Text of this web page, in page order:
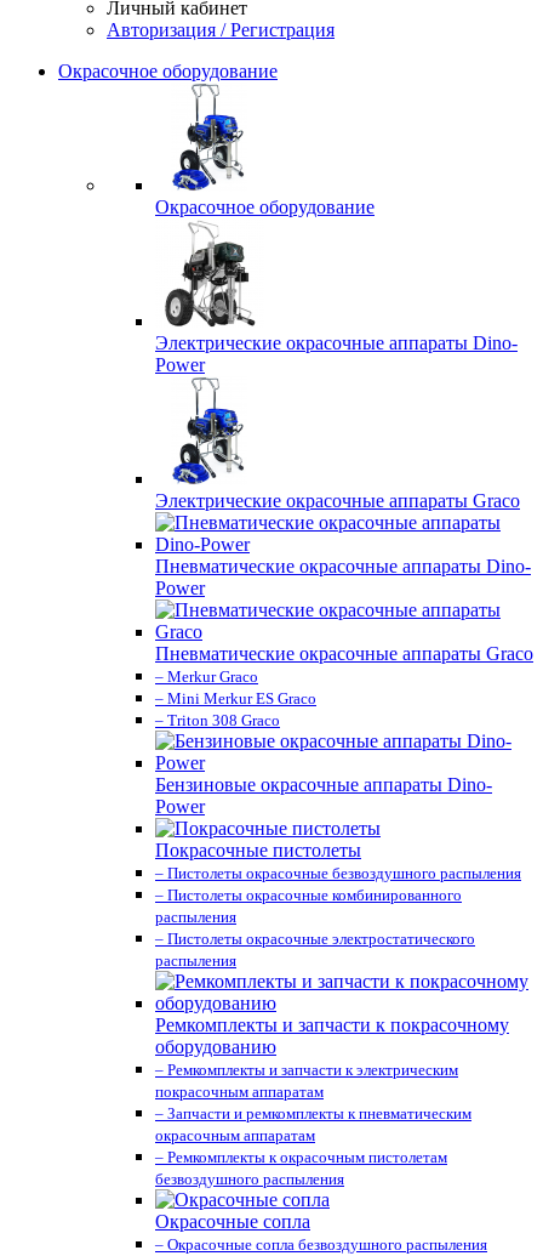
Личный кабинет
Авторизация / Регистрация
Окрасочное оборудование
Окрасочное оборудование
Электрические окрасочные аппараты Dino-
Power
Электрические окрасочные аппараты Graco
Пневматические окрасочные аппараты Dino-
Power
Пневматические окрасочные аппараты Graco
– Merkur Graco
– Mini Merkur ES Graco
– Triton 308 Graco
Бензиновые окрасочные аппараты Dino-
Power
Покрасочные пистолеты
– Пистолеты окрасочные безвоздушного распыления
– Пистолеты окрасочные комбинированного
распыления
– Пистолеты окрасочные электростатического
распыления
Ремкомплекты и запчасти к покрасочному
оборудованию
– Ремкомплекты и запчасти к электрическим
покрасочным аппаратам
– Запчасти и ремкомплекты к пневматическим
окрасочным аппаратам
– Ремкомплекты к окрасочным пистолетам
безвоздушного распыления
Окрасочные сопла
– Окрасочные сопла безвоздушного распыления